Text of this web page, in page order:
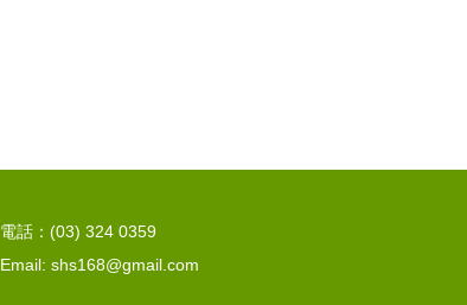
電話：(03) 324 0359
Email: shs168@gmail.com